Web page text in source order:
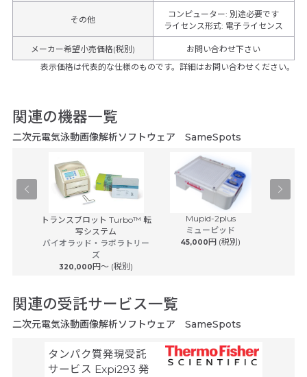
その他
コンピューター: 別途必要です
ライセンス形式: 電子ライセンス
メーカー希望小売価格(税別)
お問い合わせ下さい
表示価格は代表的な仕様のものです。詳細はお問い合わせください。
関連の機器一覧
二次元電気泳動画像解析ソフトウェア SameSpots
トランスブロット Turbo™ 転
写システム
バイオラッド・ラボラトリー
ズ
320,000円〜 (税別)
Mupid-2plus
ミューピッド
45,000円 (税別)
関連の受託サービス一覧
二次元電気泳動画像解析ソフトウェア SameSpots
タンパク質発現受託
サービス Expi293 発